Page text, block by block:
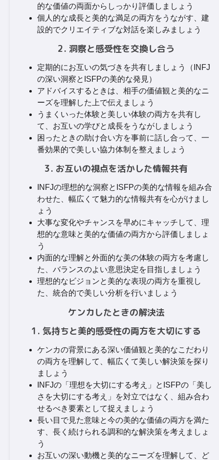
的な価値の両面からしっかり評価しましょう
個人的な成長と美的な満足の両方をうながす、建
設的でクリエイティブな対話を楽しみましょう
2. 洞察と感受性を交換し合う
定期的にお互いの気づきを共有しましょう（INFJ
の深い洞察とISFPの美的な発見）
アドバイスするときは、相手の価値観と美的なニ
ーズを理解した上で伝えましょう
うまくいった体験と美しい体験の両方を共有し
て、お互いの学びと成長をうながしましょう
困ったときの助け合い方を事前に話し合って、一
番効果的で美しい協力体制を整えましょう
3. お互いの視点を活かした情報共有
INFJの理想的な洞察とISFPの美的な情報を組み合
わせた、幅広くて魅力的な情報共有を心がけまし
ょう
大事な変化やチャンスを早めにキャッチして、理
想的な意味と美的な価値の両方から評価しましょ
う
内面的な理解と外面的な美の体験の両方を考慮し
た、バランスのよい意思決定を目指しましょう
理想的なビジョンと美的な表現の両方を重視し
た、統合的で美しい分析を行いましょう
ケンカしたときの解決法
1. 気持ちと美的感受性の両方を大切にする
ケンカの背景にある深い価値観と美的なこだわり
の両方を理解して、幅広くて美しい解決策を探り
ましょう
INFJの「理想を大切にする考え」とISFPの「美し
さを大切にする考え」を対立ではなく、組み合わ
せるべき要素として捉えましょう
長い目で見た意味と今の美的な価値の両方を満た
す、長く続けられる調和的な解決策を考えましょ
う
お互いの深い動機と美的なニーズを理解して、ど